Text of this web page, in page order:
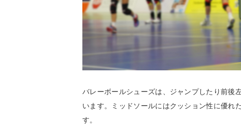
バレーボールシューズは、ジャンプしたり前後
います。ミッドソールにはクッション性に優れ
す。